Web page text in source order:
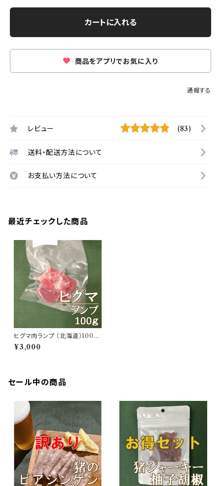
カートに入れる
商品をアプリでお気に入り
通報する
レビュー (83)
送料・配送方法について
お支払い方法について
最近チェックした商品
ヒグマ肉ランプ （北海道）100g
【冷凍】【初心者向】
¥3,000
セール中の商品